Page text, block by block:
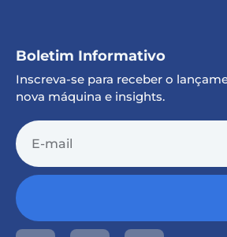
Boletim Informativo
Inscreva-se para receber o
nova máquina e insights.